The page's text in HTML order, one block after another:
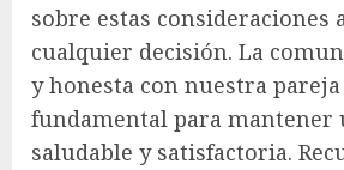
sobre estas consideraciones
cualquier decisión. La
y honesta con nuestra pareja
fundamental para mantener
saludable y satisfactoria.